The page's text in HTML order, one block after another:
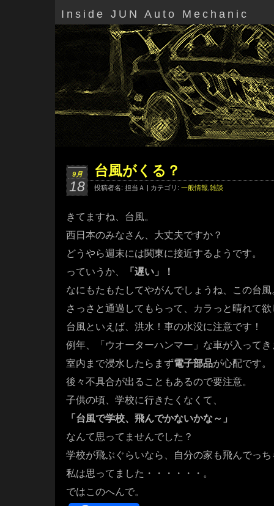
Inside JUN Auto Mechanic
9月
18
台風がくる？
投稿者名: 担当Ａ | カテゴリ: 一般情報 雑談
きてますね、台風。
西日本のみなさん、大丈夫ですか？
どうやら週末には関東に接近するようです。
っていうか、
「遅い」！
なにもたもたしてやがんでしょうね、この台風
さっさと通過してもらって、カラっと晴れて
台風といえば、洪水！車の水没に注意です！
例年、「ウオーターハンマー」な車が入ってき
室内まで浸水したらまず電子部品が心配です。
後々不具合が出ることもあるので要注意。
子供の頃、学校に行きたくなくて、
「台風で学校、飛んでかないかな～」
なんて思ってませんでした？
学校が飛ぶぐらいなら、自分の家も飛んでっ
私は思ってました・・・・・・。
ではこのへんで。